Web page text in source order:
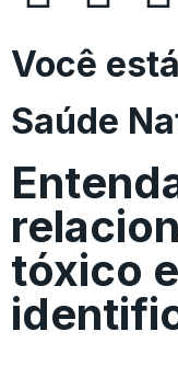
Você
Saúde
tóxico